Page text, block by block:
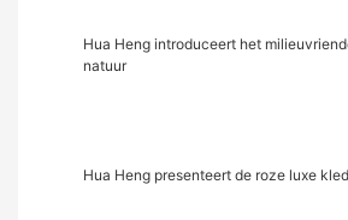
Hua Heng introduceert het
natuur
Hua Heng presenteert de roze luxe